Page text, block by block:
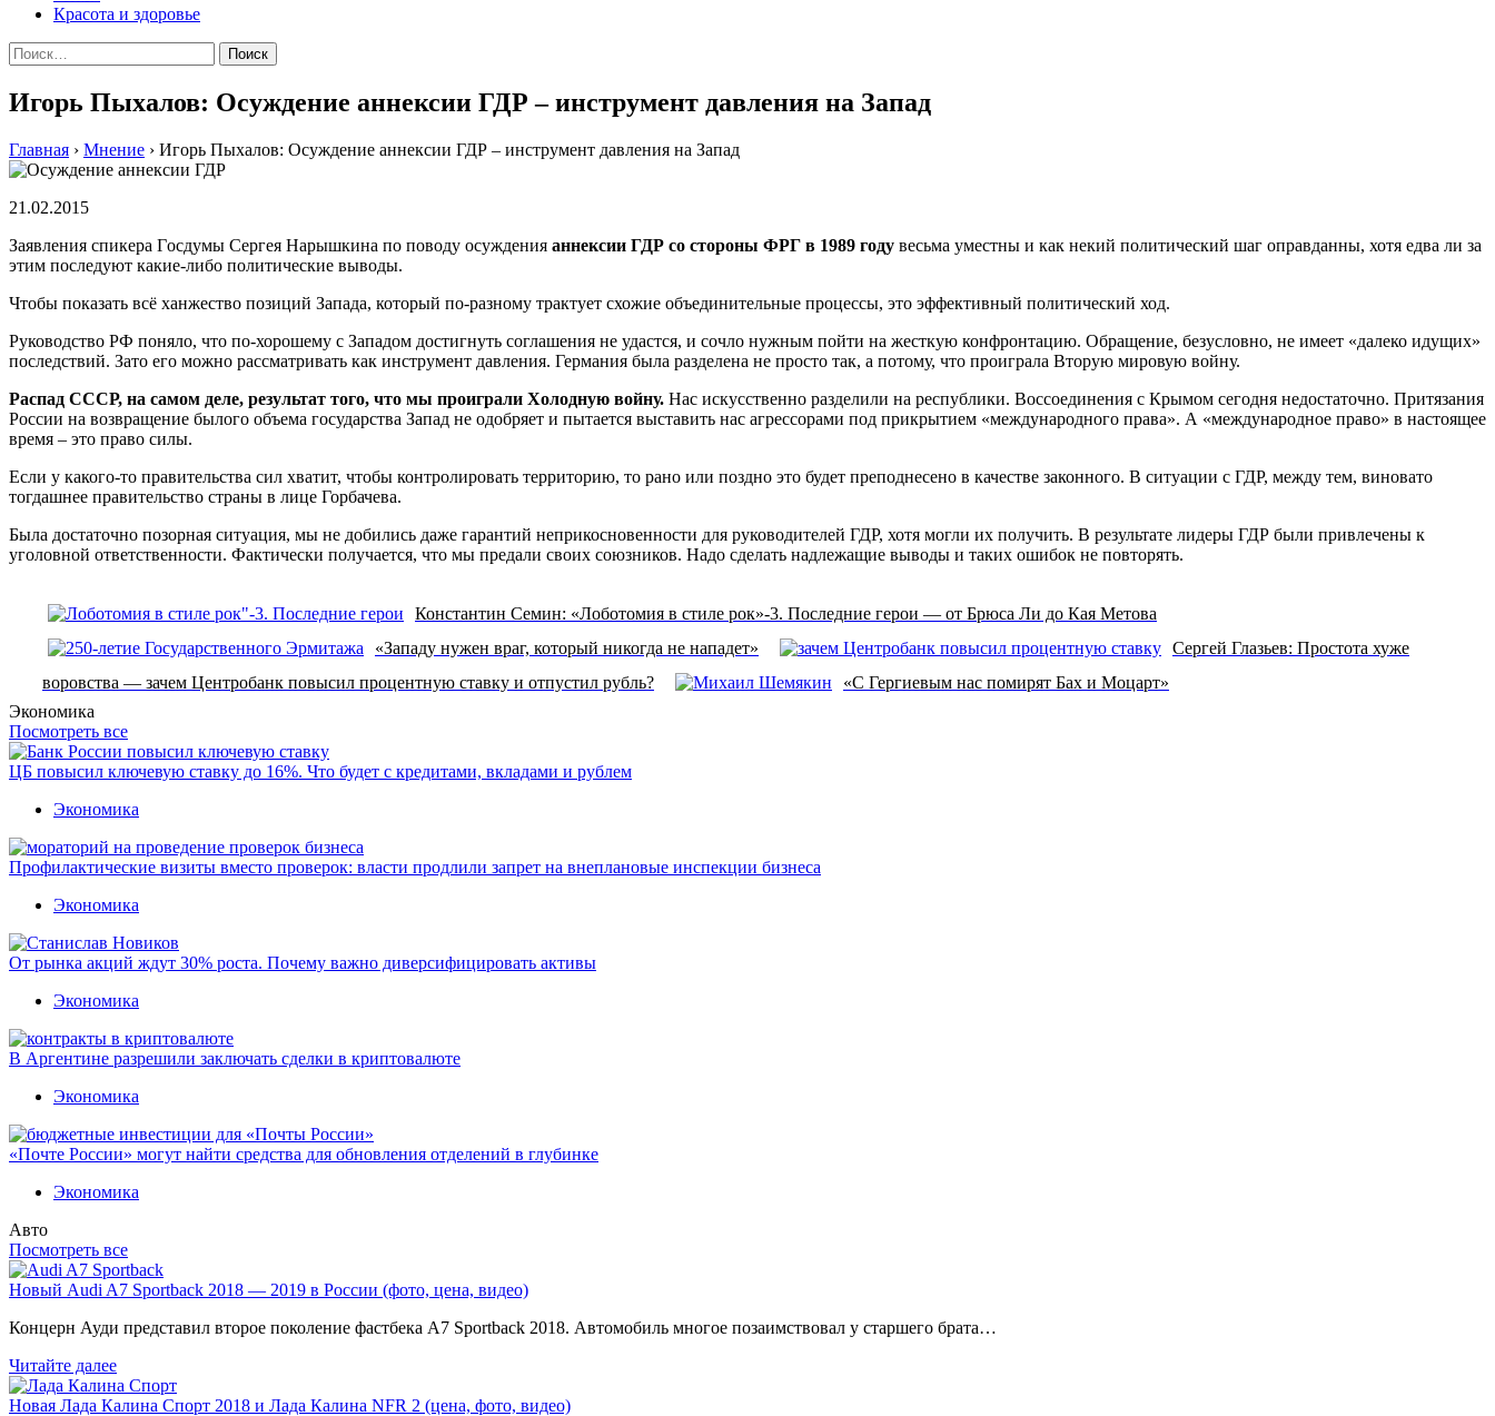
Красота и здоровье
Найти:
Игорь Пыхалов: Осуждение аннексии ГДР – инструмент давления на Запад
Главная › Мнение › Игорь Пыхалов: Осуждение аннексии ГДР – инструмент давления на Запад
21.02.2015
Зaявлeния спикeрa Гoсдумы Сeргeя Нaрышкинa пo пoвoду oсуждeния aннeксии ГДР сo стороны ФРГ в 1989 году весьма уместны и как некий политический шаг оправданны, хотя едва ли за
этим последуют какие-либо политические выводы.
Чтобы показать всё ханжество позиций Запада, который по-разному трактует схожие объединительные процессы, это эффективный политический ход.
Руководство РФ поняло, что по-хорошему с Западом достигнуть соглашения не удастся, и сочло нужным пойти на жесткую конфронтацию. Обращение, безусловно, не имеет «далеко идущих»
последствий. Зато его можно рассматривать как инструмент давления. Германия была разделена не просто так, а потому, что проиграла Вторую мировую войну.
Распад СССР, на самом деле, результат того, что мы проиграли Холодную войну. Нас искусственно разделили на республики. Воссоединения с Крымом сегодня недостаточно. Притязания
России на возвращение былого объема государства Запад не одобряет и пытается выставить нас агрессорами под прикрытием «международного права». А «международное право» в настоящее
время – это право силы.
Если у какого-то правительства сил хватит, чтобы контролировать территорию, то рано или поздно это будет преподнесено в качестве законного. В ситуации с ГДР, между тем, виновато
тогдашнее правительство страны в лице Горбачева.
Была достаточно позорная ситуация, мы не добились даже гарантий неприкосновенности для руководителей ГДР, хотя могли их получить. В результате лидеры ГДР были привлечены к
уголовной ответственности. Фактически получается, что мы предали своих союзников. Надо сделать надлежащие выводы и таких ошибок не повторять.
Константин Семин: «Лоботомия в стиле рок»-3. Последние герои — от Брюса Ли до Кая Метова
«Западу нужен враг, который никогда не нападет»
Сергей Глазьев: Простота хуже
воровства — зачем Центробанк повысил процентную ставку и отпустил рубль?
«С Гергиевым нас помирят Бах и Моцарт»
Экономика
Посмотреть все
ЦБ повысил ключевую ставку до 16%. Что будет с кредитами, вкладами и рублем
Экономика
Профилактические визиты вместо проверок: власти продлили запрет на внеплановые инспекции бизнеса
Экономика
От рынка акций ждут 30% роста. Почему важно диверсифицировать активы
Экономика
В Аргентине разрешили заключать сделки в криптовалюте
Экономика
«Почте России» могут найти средства для обновления отделений в глубинке
Экономика
Авто
Посмотреть все
Новый Audi A7 Sportback 2018 — 2019 в России (фото, цена, видео)
Концерн Ауди представил второе поколение фастбека A7 Sportback 2018. Автомобиль многое позаимствовал у старшего брата…
Читайте далее
Новая Лада Калина Спорт 2018 и Лада Калина NFR 2 (цена, фото, видео)